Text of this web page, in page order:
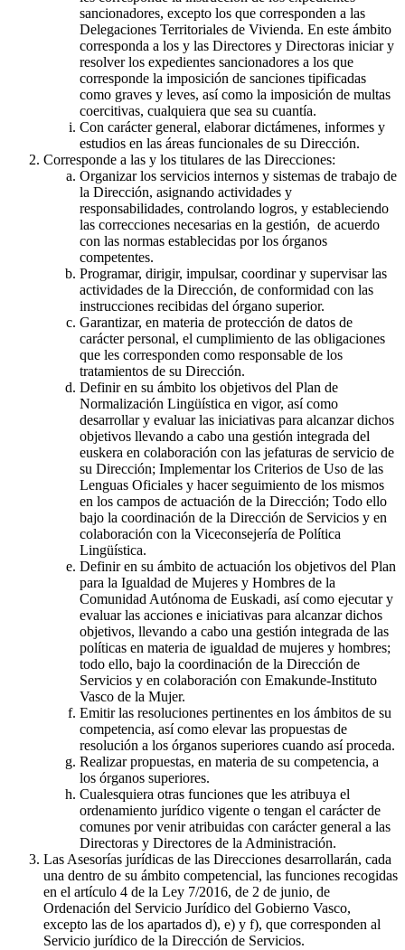
sancionadores, excepto los que corresponden a las
Delegaciones Territoriales de Vivienda. En este ámbito
corresponda a los y las Directores y Directoras iniciar y
resolver los expedientes sancionadores a los que
corresponde la imposición de sanciones tipificadas
como graves y leves, así como la imposición de multas
coercitivas, cualquiera que sea su cuantía.
Con carácter general, elaborar dictámenes, informes y
estudios en las áreas funcionales de su Dirección.
Corresponde a las y los titulares de las Direcciones:
Organizar los servicios internos y sistemas de trabajo de
la Dirección, asignando actividades y
responsabilidades, controlando logros, y estableciendo
las correcciones necesarias en la gestión, de acuerdo
con las normas establecidas por los órganos
competentes.
Programar, dirigir, impulsar, coordinar y supervisar las
actividades de la Dirección, de conformidad con las
instrucciones recibidas del órgano superior.
Garantizar, en materia de protección de datos de
carácter personal, el cumplimiento de las obligaciones
que les corresponden como responsable de los
tratamientos de su Dirección.
Definir en su ámbito los objetivos del Plan de
Normalización Lingüística en vigor, así como
desarrollar y evaluar las iniciativas para alcanzar dichos
objetivos llevando a cabo una gestión integrada del
euskera en colaboración con las jefaturas de servicio de
su Dirección; Implementar los Criterios de Uso de las
Lenguas Oficiales y hacer seguimiento de los mismos
en los campos de actuación de la Dirección; Todo ello
bajo la coordinación de la Dirección de Servicios y en
colaboración con la Viceconsejería de Política
Lingüística.
Definir en su ámbito de actuación los objetivos del Plan
para la Igualdad de Mujeres y Hombres de la
Comunidad Autónoma de Euskadi, así como ejecutar y
evaluar las acciones e iniciativas para alcanzar dichos
objetivos, llevando a cabo una gestión integrada de las
políticas en materia de igualdad de mujeres y hombres;
todo ello, bajo la coordinación de la Dirección de
Servicios y en colaboración con Emakunde-Instituto
Vasco de la Mujer.
Emitir las resoluciones pertinentes en los ámbitos de su
competencia, así como elevar las propuestas de
resolución a los órganos superiores cuando así proceda.
Realizar propuestas, en materia de su competencia, a
los órganos superiores.
Cualesquiera otras funciones que les atribuya el
ordenamiento jurídico vigente o tengan el carácter de
comunes por venir atribuidas con carácter general a las
Directoras y Directores de la Administración.
Las Asesorías jurídicas de las Direcciones desarrollarán, cada
una dentro de su ámbito competencial, las funciones recogidas
en el artículo 4 de la Ley 7/2016, de 2 de junio, de
Ordenación del Servicio Jurídico del Gobierno Vasco,
excepto las de los apartados d), e) y f), que corresponden al
Servicio jurídico de la Dirección de Servicios.